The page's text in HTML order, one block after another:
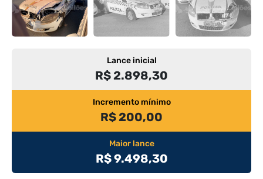
Lance inicial
R$ 2.898,30
Incremento mínimo
R$ 200,00
Maior lance
R$ 9.498,30